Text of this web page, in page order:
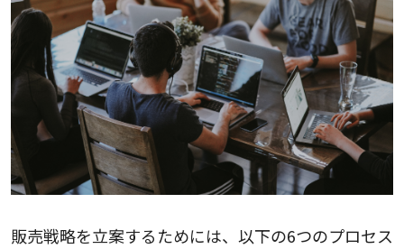
販売戦略を立案するためには、以下の6つのプロセス